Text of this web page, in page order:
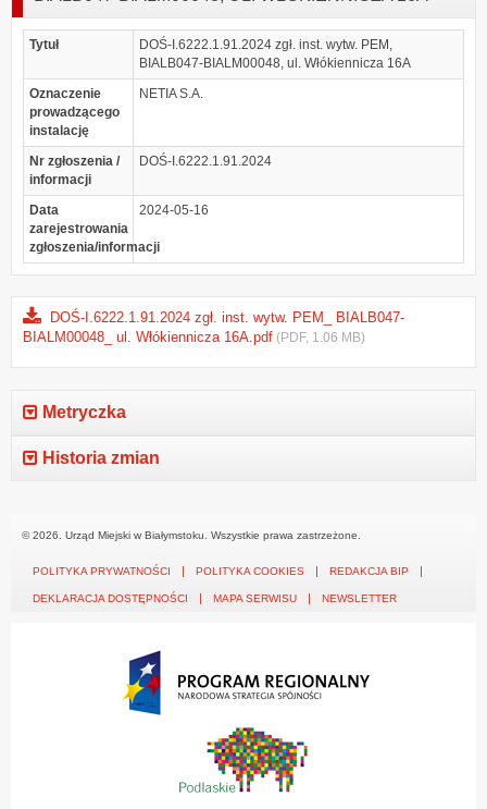
Tytuł
DOŚ-I.6222.1.91.2024 zgł. inst. wytw. PEM,
BIALB047-BIALM00048, ul. Włókiennicza 16A
Oznaczenie
prowadzącego
instalację
NETIA S.A.
Nr zgłoszenia /
informacji
DOŚ-I.6222.1.91.2024
Data
zarejestrowania
zgłoszenia/informacji
2024-05-16
DOŚ-I.6222.1.91.2024 zgł. inst. wytw. PEM_ BIALB047-
BIALM00048_ ul. Włókiennicza 16A.pdf (PDF, 1.06 MB)
Metryczka
Historia zmian
© 2026. Urząd Miejski w Białymstoku. Wszystkie prawa zastrzeżone.
POLITYKA PRYWATNOŚCI POLITYKA COOKIES REDAKCJA BIP
DEKLARACJA DOSTĘPNOŚCI MAPA SERWISU NEWSLETTER